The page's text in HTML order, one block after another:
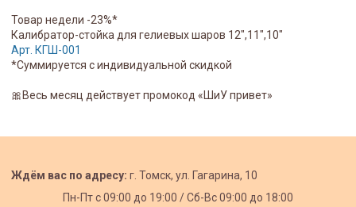
Товар недели -23%*
Калибратор-стойка для гелиевых шаров 12",11",10"
Арт. КГШ-001
*Суммируется с индивидуальной скидкой
🎀Весь месяц действует промокод «ШиУ привет»
Ждём вас по адресу: г. Томск, ул. Гагарина, 10
Пн-Пт с09:00 до 19:00 /Сб-Вс 09:00 до 18:00